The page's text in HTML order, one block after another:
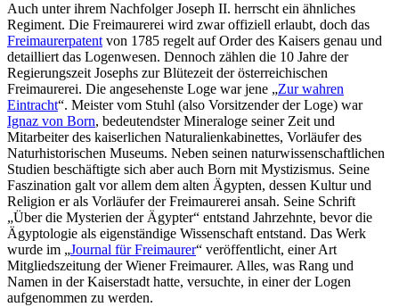
Auch unter ihrem Nachfolger Joseph II. herrscht ein ähnliches
Regiment. Die Freimaurerei wird zwar offiziell erlaubt, doch das
Freimaurerpatentvon 1785 regelt auf Order des Kaisers genau und
detailliert das Logenwesen. Dennoch zählen die 10 Jahre der
Regierungszeit Josephs zur Blütezeit der österreichischen
Freimaurerei. Die angesehenste Loge war jene „Zur wahren
Eintracht“. Meister vom Stuhl (also Vorsitzender der Loge) war
Ignaz von Born, bedeutendster Mineraloge seiner Zeit und
Mitarbeiter des kaiserlichen Naturalienkabinettes, Vorläufer des
Naturhistorischen Museums. Neben seinen naturwissenschaftlichen
Studien beschäftigte sich aber auch Born mit Mystizismus. Seine
Faszination galt vor allem dem alten Ägypten, dessen Kultur und
Religion er als Vorläufer der Freimaurerei ansah. Seine Schrift
„Über die Mysterien der Ägypter“ entstand Jahrzehnte, bevor die
Ägyptologie als eigenständige Wissenschaft entstand. Das Werk
wurde im „Journal für Freimaurer“ veröffentlicht, einer Art
Mitgliedszeitung der Wiener Freimaurer. Alles, was Rang und
Namen in der Kaiserstadt hatte, versuchte, in einer der Logen
aufgenommen zu werden.